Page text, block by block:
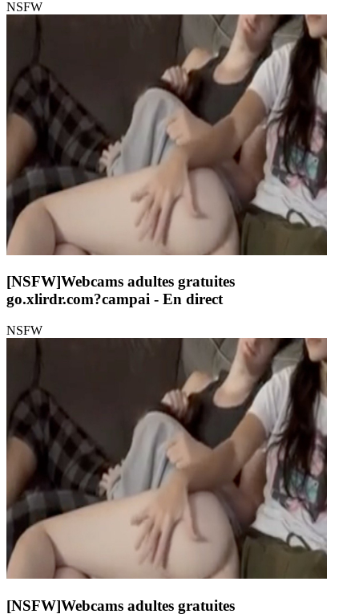
NSFW
[NSFW]Webcams adultes gratuites
go.xlirdr.com?campai - En direct
NSFW
[NSFW]Webcams adultes gratuites